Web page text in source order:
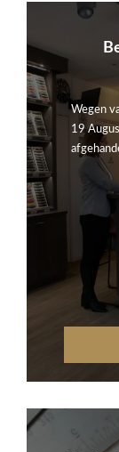
Wegen
19